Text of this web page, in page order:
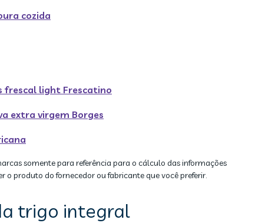
cozida
frescal light Frescatino
extra virgem Borges
somente para referência para o cálculo das informações
o produto do fornecedor ou fabricante que você preferir.
trigo integral